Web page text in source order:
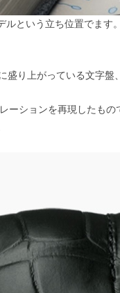
という立ち位置でます
り上がっている文字盤
ーションを再現したも